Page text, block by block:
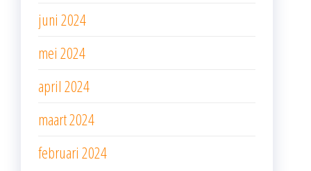
juni 2024
mei 2024
april 2024
maart 2024
februari 2024